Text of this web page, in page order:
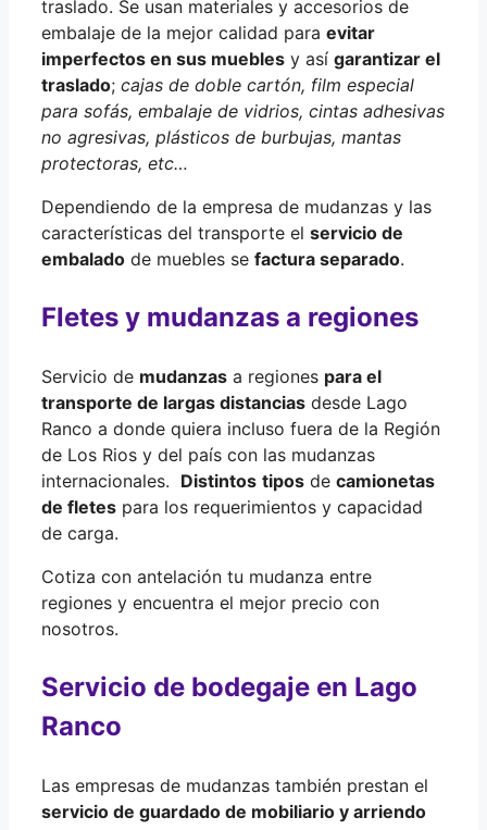
traslado. Se usan materiales y accesorios de
embalaje de la mejor calidad para evitar
imperfectos en sus muebles y así garantizar el
traslado; cajas de doble cartón, film especial
para sofás, embalaje de vidrios, cintas adhesivas
no agresivas, plásticos de burbujas, mantas
protectoras, etc…
Dependiendo de la empresa de mudanzas y las
características del transporte el servicio de
embalado de muebles se factura separado.
Fletes y mudanzas a regiones
Servicio de mudanzas a regiones para el
transporte de largas distancias desde Lago
Ranco a donde quiera incluso fuera de la Región
de Los Rios y del país con las mudanzas
internacionales. Distintos tipos de camionetas
de fletes para los requerimientos y capacidad
de carga.
Cotiza con antelación tu mudanza entre
regiones y encuentra el mejor precio con
nosotros.
Servicio de bodegaje en Lago
Ranco
Las empresas de mudanzas también prestan el
servicio de guardado de mobiliario y arriendo